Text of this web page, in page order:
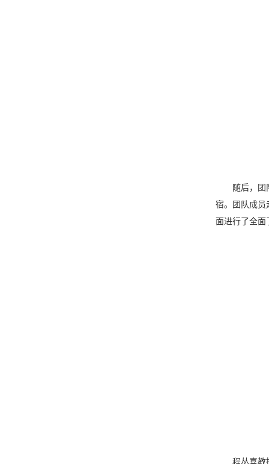
随后，团
宿。团队成员
面进行了全面
程丛喜教